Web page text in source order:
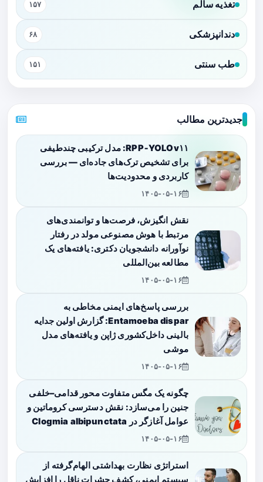
تغذیه سالم ۱۵۷
دندانپزشکی ۶۸
طب سنتی ۱۵۱
جدیدترین مطالب
RPP‑YOLOv۱۱: مدل ترکیبی چندطیفی
برای تشخیص ترک‌های جاده‌ای — بررسی
کاربردی و محدودیت‌ها
۱۴۰۵-۰۵-۱۶
نقش انگیزش، فرصت‌ها و توانمندی‌های
مرتبط با هوش مصنوعی مولد در رفتار
نوآورانه دانشجویان دکتری: یافته‌های یک
مطالعه بین‌المللی
۱۴۰۵-۰۵-۱۶
بررسی پاسخ‌های ایمنی مخاطی به
Entamoeba dispar: گزارش اولین جدایه
بالینی داخل‌کشوری ژاپن و یافته‌های مدل
موشی
۱۴۰۵-۰۵-۱۶
چگونه یک مگس متفاوت محور قدامی–خلفی
جنین را می‌سازد: نقش دسترسی کروماتین و
عوامل آغازگر در Clogmia albipunctata
۱۴۰۵-۰۵-۱۶
استراتژی نظارت بهداشتی الهام‌گرفته از